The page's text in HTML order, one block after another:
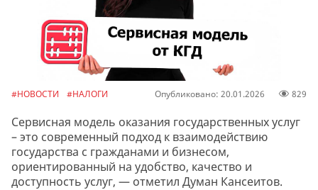
#НОВОСТИ #НАЛОГИ Опубликовано: 20.01.2026 829
Сервисная модель оказания государственных услуг
– это современный подход к взаимодействию
государства с гражданами и бизнесом,
ориентированный на удобство, качество и
доступность услуг, — отметил Думан Кансеитов.